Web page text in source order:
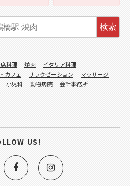
検索
料理 焼肉
イタリア料理
カフェ リラクゼーション
マッサージ
小児科 動物病院
会計事務所
US!